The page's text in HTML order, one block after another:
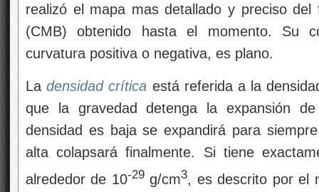
realizó el mapa mas detallado y preciso
(CMB) obtenido hasta el momento. Su
curvatura positiva o negativa, es plano.
Ladensidad crítica está referida a la
que la gravedad detenga la expansión
densidad es baja se expandirá para
alta colapsará finalmente. Si tiene
alrededor de 10-29g/cm3, es descrito por el